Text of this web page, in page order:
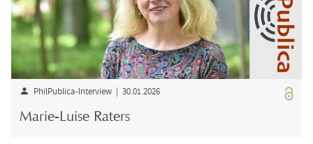
PhilPublica-​Interview | 30.01.2026
Marie-​Luise Ra­ters